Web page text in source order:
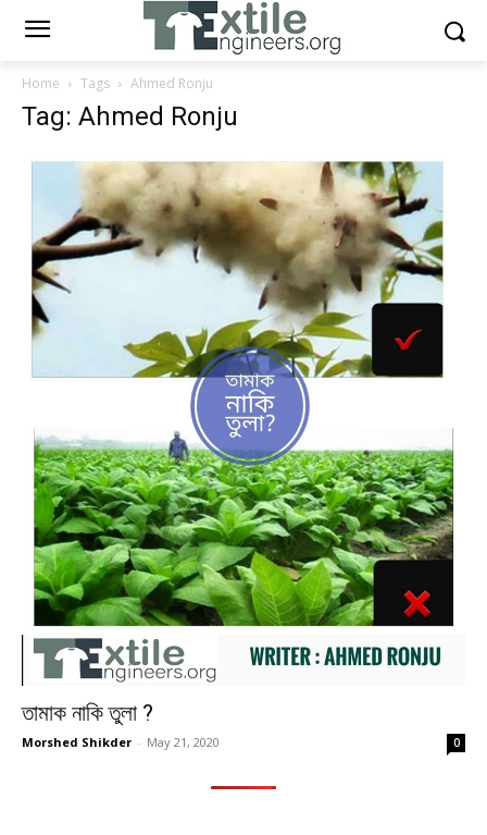
Home Tags Ahmed Ronju
Tag: Ahmed Ronju
তামাক নাকি তুলা ?
Morshed Shikder - May 21, 2020 0